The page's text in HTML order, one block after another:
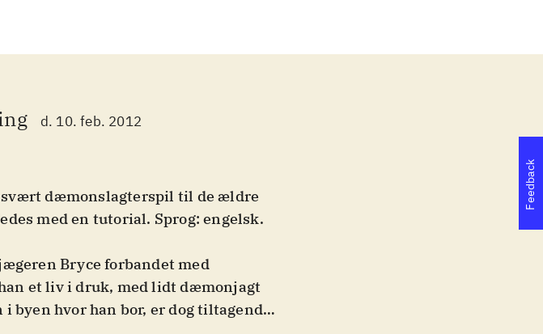
d. 10. feb. 2012
svært dæmonslagterspil til de ældre
med en tutorial. Sprog: engelsk.
Bryce forbandet med
et liv i druk, med lidt dæmonjagt
byen hvor han bor, er dog tiltagende,
Feedback